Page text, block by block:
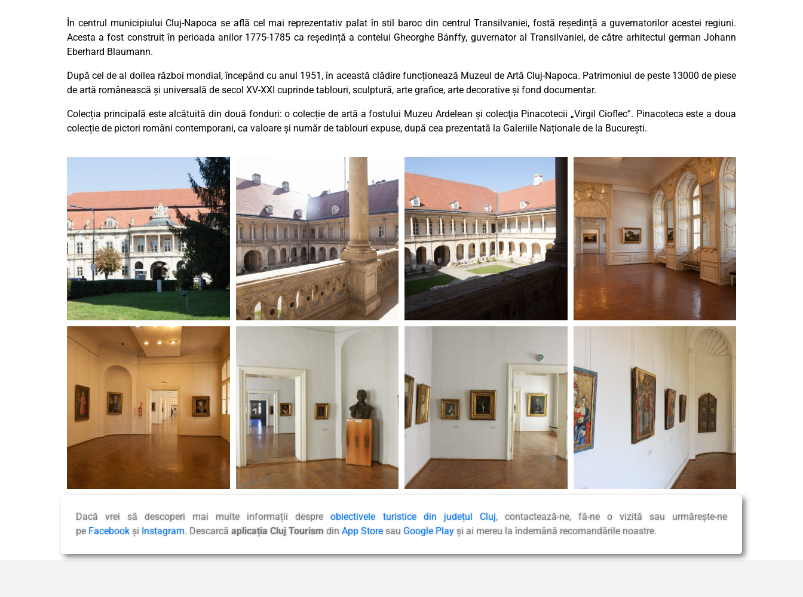
În centrul municipiului Cluj-Napoca se află cel mai reprezentativ palat în stil baroc din centrul Transilvaniei, fostă reședință a guvernatorilor acestei regiuni.
Acesta a fost construit în perioada anilor 1775-1785 ca reședință a contelui Gheorghe Bánffy, guvernator al Transilvaniei, de către arhitectul german Johann
Eberhard Blaumann.
După cel de al doilea război mondial, începând cu anul 1951, în această clădire funcționează Muzeul de Artă Cluj-Napoca. Patrimoniul de peste 13000 de piese
de artă românească și universală de secol XV-XXI cuprinde tablouri, sculptură, arte grafice, arte decorative și fond documentar.
Colecția principală este alcătuită din două fonduri: o colecție de artă a fostului Muzeu Ardelean și colecţia Pinacotecii „Virgil Cioflec”. Pinacoteca este a doua
colecție de pictori români contemporani, ca valoare și număr de tablouri expuse, după cea prezentată la Galeriile Naționale de la București.
Dacă vrei să descoperi mai multe informații despreobiectivele turistice din județul Cluj, contactează-ne, fă-ne o vizită sau urmărește-ne
pe Facebook și Instagram. Descarcă aplicația Cluj Tourism din App Store sau Google Play și ai mereu la îndemână recomandările noastre.